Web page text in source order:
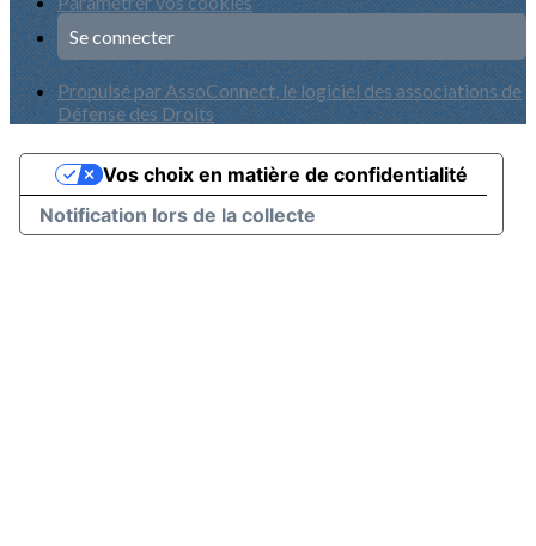
Se connecter
Propulsé par AssoConnect, le logiciel des associations de
Défense des Droits
Notification lors de la collecte
Vos choix en matière de confidentialité